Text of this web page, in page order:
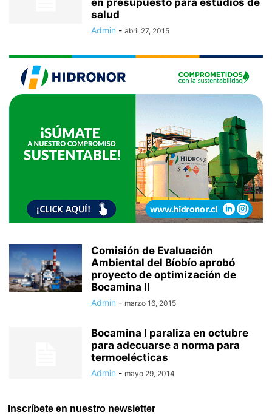
en presupuesto para estudios de
salud
Admin - abril 27, 2015
Comisión de Evaluación
Ambiental del Bíobío aprobó
proyecto de optimización de
Bocamina II
Admin - marzo 16, 2015
Bocamina I paraliza en octubre
para adecuarse a norma para
termoelécticas
Admin - mayo 29, 2014
Inscríbete en nuestro newsletter